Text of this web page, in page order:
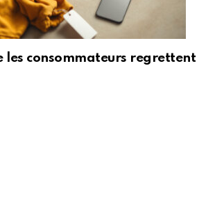
les consommateurs regrettent